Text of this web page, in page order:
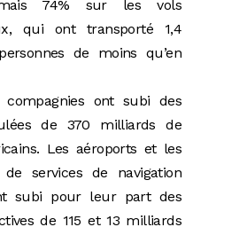
74% sur les vols
qui ont transporté 1,4
de moins qu’en
compagnies ont subi des
de 370 milliards de
Les aéroports et les
de services de navigation
subi pour leur part des
de 115 et 13 milliards